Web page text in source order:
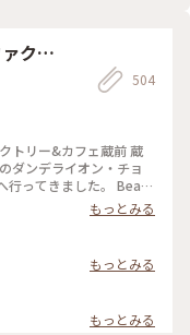
クト
504
トリー&カフェ蔵前 蔵
てきました。 Bean
オ豆からチョコレートバ
だそうで（いまさら知り
にはカカオ豆がたくさ
が綺麗に並んでいまし
ました。 （スモア→グ
ナッシュとマシュマロ
を焼き上げてくれます）
もっとみる
もっとみる
もっとみる